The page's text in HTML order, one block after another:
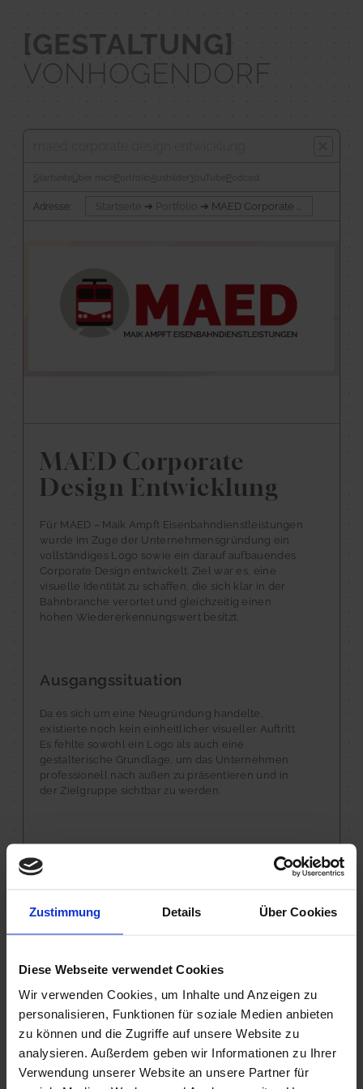
Zustimmung Details Über Cookies
Diese Webseite verwendet Cookies
Wir verwenden Cookies, um Inhalte und Anzeigen zu
personalisieren, Funktionen für soziale Medien anbieten
zu können und die Zugriffe auf unsere Website zu
analysieren. Außerdem geben wir Informationen zu Ihrer
Verwendung unserer Website an unsere Partner für
[GESTALTUNG]­
VONHOGENDORF
Ausbilder YouTube Podcast
Adresse: Startseite ➔ Portfolio ➔ MAED Corporate Design Entwicklung
MAED Corporate
Design Entwicklung
Für MAED – Maik Ampft Eisenbahndienstleistungen
wurde im Zuge der Unternehmensgründung ein
vollständiges Logo sowie ein darauf aufbauendes
Corporate Design entwickelt. Ziel war es, eine
visuelle Identität zu schaffen, die sich klar in der
Bahnbranche verortet und gleichzeitig einen
hohen Wiedererkennungswert besitzt.
Ausgangssituation
Da es sich um eine Neugründung handelte,
existierte noch kein einheitlicher visueller Auftritt.
Es fehlte sowohl ein Logo als auch eine
gestalterische Grundlage, um das Unternehmen
professionell nach außen zu präsentieren und in
der Zielgruppe sichtbar zu werden.
markanten und branchenbezogenen Gestaltung,
die sowohl die Identität des Unternehmens
widerspiegelt als auch Vertrauen bei
Logos mit hohem Wiedererkennungswert
eine visuelle Anlehnung an die Bahnbranche
und deren typische Gestaltung
eine klare und professionelle Außenwirkung für
eine konsistente Grundlage für alle zukünftigen